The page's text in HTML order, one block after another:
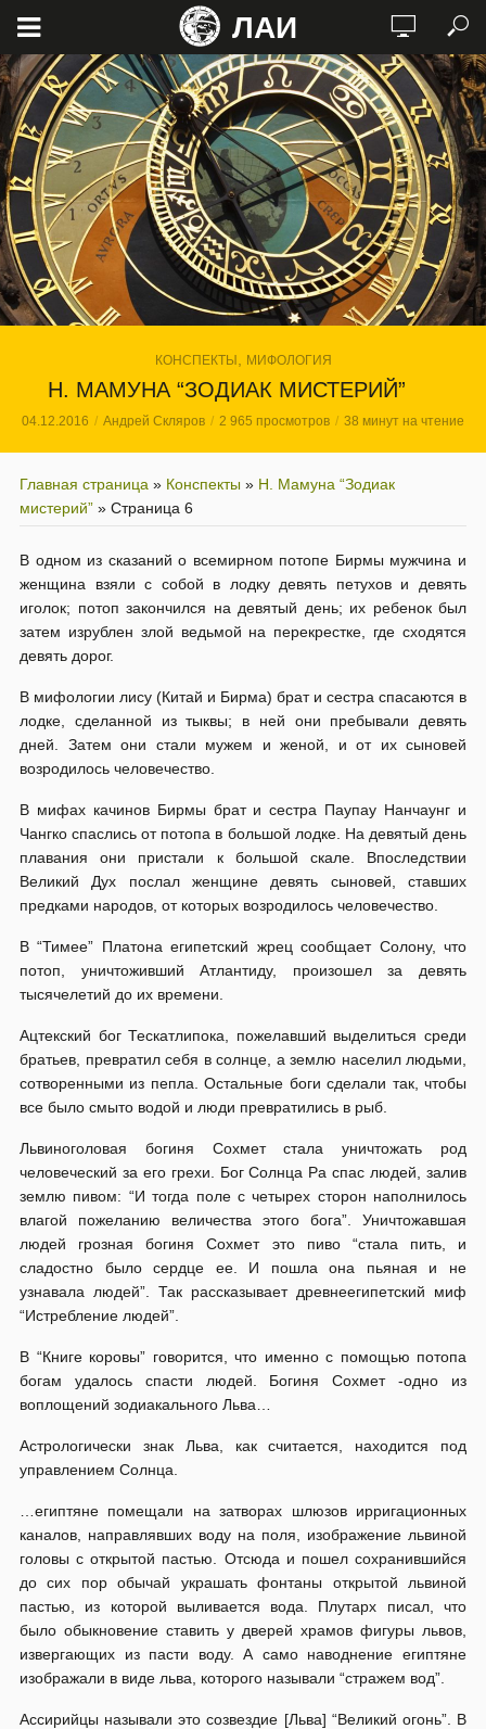
ЛАИ
КОНСПЕКТЫ МИФОЛОГИЯ
Н. МАМУНА “ЗОДИАК МИСТЕРИЙ”
04.12.2016 Андрей Скляров 2 965 просмотров 38 минут на чтение
Главная страница » Конспекты » Н. Мамуна “Зодиак
мистерий” » Страница 6
В одном из сказаний о всемирном потопе Бирмы мужчина и
женщина взяли с собой в лодку девять петухов и девять
иголок; потоп закончился на девятый день; их ребенок был
затем изрублен злой ведьмой на перекрестке, где сходятся
девять дорог.
В мифологии лису (Китай и Бирма) брат и сестра спасаются в
лодке, сделанной из тыквы; в ней они пребывали девять
дней. Затем они стали мужем и женой, и от их сыновей
возродилось человечество.
В мифах качинов Бирмы брат и сестра Паупау Нанчаунг и
Чангко спаслись от потопа в большой лодке. На девятый день
плавания они пристали к большой скале. Впоследствии
Великий Дух послал женщине девять сыновей, ставших
предками народов, от которых возродилось человечество.
В “Тимее” Платона египетский жрец сообщает Солону, что
потоп, уничтоживший Атлантиду, произошел за девять
тысячелетий до их времени.
Ацтекский бог Тескатлипока, пожелавший выделиться среди
братьев, превратил себя в солнце, а землю населил людьми,
сотворенными из пепла. Остальные боги сделали так, чтобы
все было смыто водой и люди превратились в рыб.
Львиноголовая богиня Сохмет стала уничтожать род
человеческий за его грехи. Бог Солнца Ра спас людей, залив
землю пивом: “И тогда поле с четырех сторон наполнилось
влагой пожеланию величества этого бога”. Уничтожавшая
людей грозная богиня Сохмет это пиво “стала пить, и
сладостно было сердце ее. И пошла она пьяная и не
узнавала людей”. Так рассказывает древнеегипетский миф
“Истребление людей”.
В “Книге коровы” говорится, что именно с помощью потопа
богам удалось спасти людей. Богиня Сохмет -одно из
воплощений зодиакального Льва…
Астрологически знак Льва, как считается, находится под
управлением Солнца.
…египтяне помещали на затворах шлюзов ирригационных
каналов, направлявших воду на поля, изображение львиной
головы с открытой пастью. Отсюда и пошел сохранившийся
до сих пор обычай украшать фонтаны открытой львиной
пастью, из которой выливается вода. Плутарх писал, что
было обыкновение ставить у дверей храмов фигуры львов,
извергающих из пасти воду. А само наводнение египтяне
изображали в виде льва, которого называли “стражем вод”.
Ассирийцы называли это созвездие [Льва] “Великий огонь”. В